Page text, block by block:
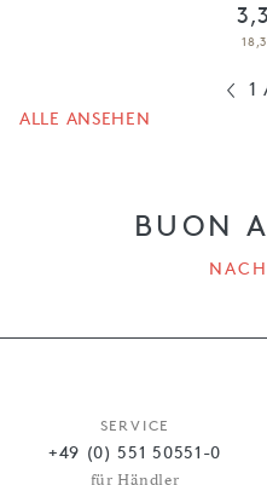
1
ALLE ANSEHEN
BUON
SERVICE
+49 (0) 551 50551-0
für Händler